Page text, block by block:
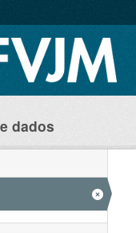
dados